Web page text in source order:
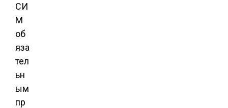
СИ
М
об
яза
тел
ьн
ым
пр